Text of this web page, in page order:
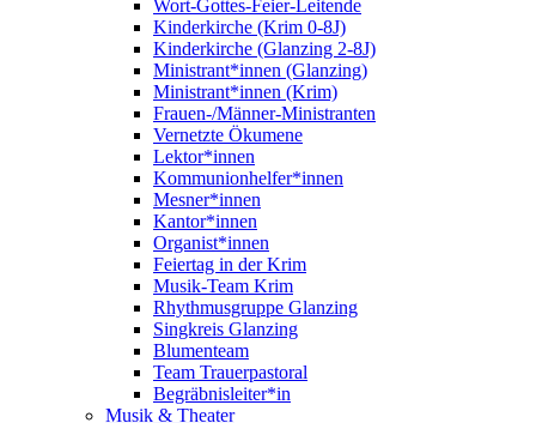
Wort-Gottes-Feier-Leitende
Kinderkirche (Krim 0-8J)
Kinderkirche (Glanzing 2-8J)
Ministrant*innen (Glanzing)
Ministrant*innen (Krim)
Frauen-/Männer-Ministranten
Vernetzte Ökumene
Lektor*innen
Kommunionhelfer*innen
Mesner*innen
Kantor*innen
Organist*innen
Feiertag in der Krim
Musik-Team Krim
Rhythmusgruppe Glanzing
Singkreis Glanzing
Blumenteam
Team Trauerpastoral
Begräbnisleiter*in
Musik & Theater